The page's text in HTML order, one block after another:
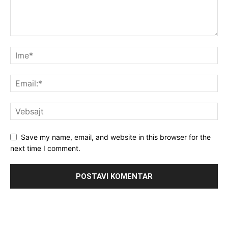
Save my name, email, and website in this browser for the
next time I comment.